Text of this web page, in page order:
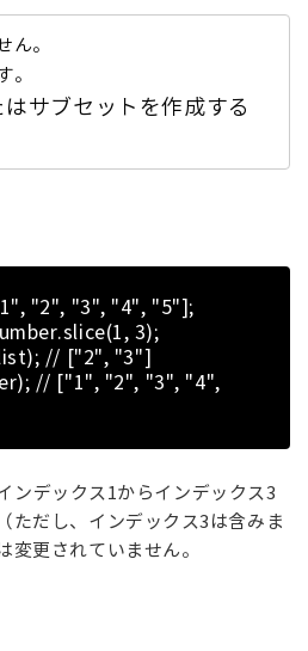
ん。
。
サブセットを作成する
"2", "3", "4", "5"];
3);
// ["2", "3"]
// ["1", "2", "3", "4",
ンデックス1からインデックス3
ただし、インデックス3 は含みま
変更されていません。